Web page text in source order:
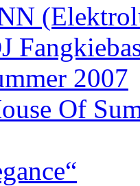
2007
Of